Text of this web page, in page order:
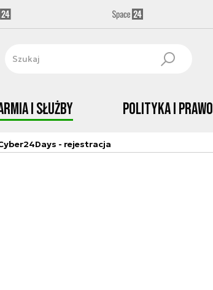
i Służby Polityka i prawo
- rejestracja